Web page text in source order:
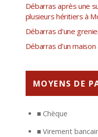
Débarras après une
plusieurs héritiers à
Débarras d’une
Débarras d’un
MOYENS DE
■ Chèque
■ Virement